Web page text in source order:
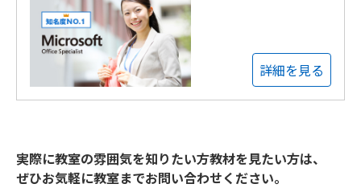
詳細を見る
実際に教室の雰囲気を知りたい方教材を見たい方は、
ぜひお気軽に教室までお問い合わせください。